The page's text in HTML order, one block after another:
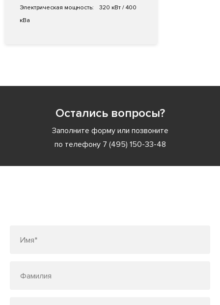
Электрическая мощность:
320 кВт / 400
кВа
Остались вопросы?
Заполните форму или позвоните
по телефону 7 (495) 150-33-48
Имя*
Фамилия